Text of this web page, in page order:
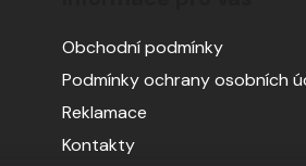
Obchodní podmínky
Podmínky ochrany osobních
Reklamace
Kontakty